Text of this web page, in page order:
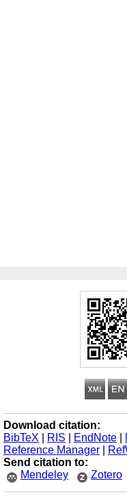
Download citation:
BibTeX
RIS EndNote
Reference Manager
Send citation to:
Mendeley
Zotero